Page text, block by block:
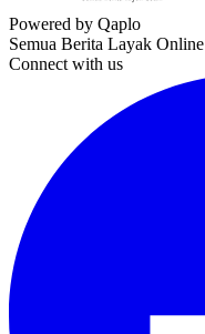
Powered by Qaplo
Semua Berita Layak Online
Connect with us